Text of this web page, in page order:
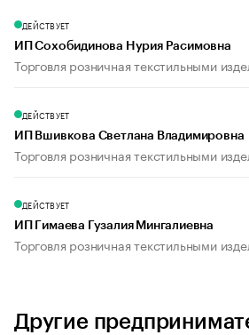
ДЕЙСТВУЕТ
ИП Сохобидинова Нурия Расимовна
Торговля розничная текстильными
ДЕЙСТВУЕТ
ИП Вшивкова Светлана Владимировна
Торговля розничная текстильными
ДЕЙСТВУЕТ
ИП Гимаева Гузалия Мингалиевна
Торговля розничная текстильными
Другие